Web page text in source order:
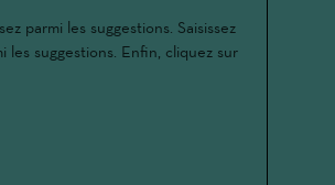
parmi les suggestions. Saisissez
les suggestions. Enfin, cliquez sur